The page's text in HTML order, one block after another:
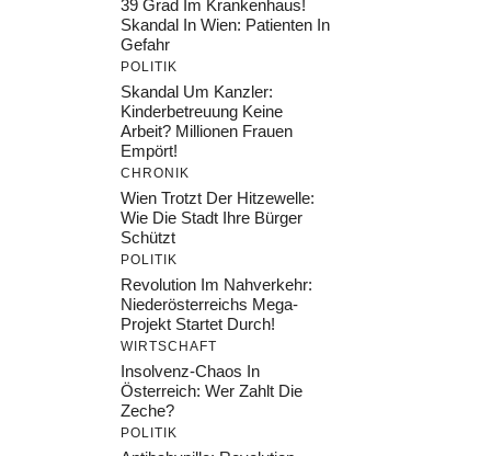
39 Grad Im Krankenhaus!
Skandal In Wien: Patienten In
Gefahr
POLITIK
Skandal Um Kanzler:
Kinderbetreuung Keine
Arbeit? Millionen Frauen
Empört!
CHRONIK
Wien Trotzt Der Hitzewelle:
Wie Die Stadt Ihre Bürger
Schützt
POLITIK
Revolution Im Nahverkehr:
Niederösterreichs Mega-
Projekt Startet Durch!
WIRTSCHAFT
Insolvenz-Chaos In
Österreich: Wer Zahlt Die
Zeche?
POLITIK